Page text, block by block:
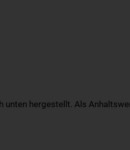
hergestellt. Als